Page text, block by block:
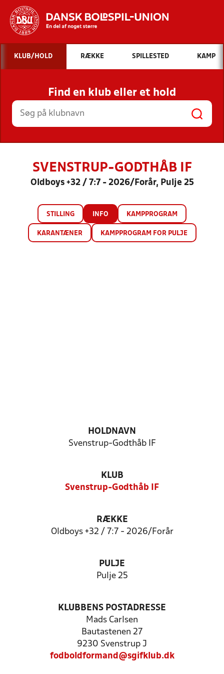
Hvad vil du søge efter?
INDHOLD OG NYHEDER
STILLINGER, RESULTATER, KLUBBER OG
HOLD
KLUB/HOLD RÆKKE SPILLESTED KAMP
Find en klub eller et hold
SVENSTRUP-GODTHÅB IF
Oldboys +32 / 7:7 - 2026/Forår, Pulje 25
STILLING INFO KAMPPROGRAM
KARANTÆNER KAMPPROGRAM FOR PULJE
HOLDNAVN
Svenstrup-Godthåb IF
KLUB
Svenstrup-Godthåb IF
RÆKKE
Oldboys +32 / 7:7 - 2026/Forår
PULJE
Pulje 25
KLUBBENS POSTADRESSE
Mads Carlsen
Bautastenen 27
9230 Svenstrup J
fodboldformand@sgifklub.dk